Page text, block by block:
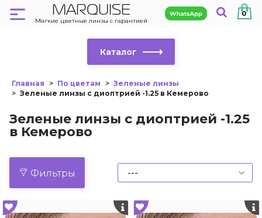
MARQUISE
Мягкие цветные линзы с гарантией
0
Каталог
Главная По цветам
Зеленые линзы
Зеленые линзы с диоптрией -1.25 в Кемерово
Зеленые линзы с диоптрией -1.25
в Кемерово
Фильтры